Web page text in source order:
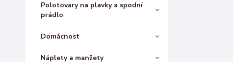
Polotovary na plavky a spodní
prádlo
Domácnost
Náplety a manžety